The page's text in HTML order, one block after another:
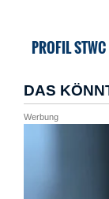
PROFIL